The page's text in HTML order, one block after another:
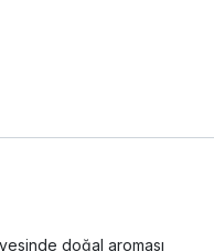
doğal aroması